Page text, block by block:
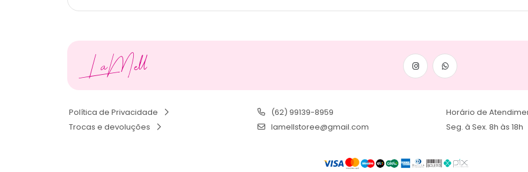
LaMell
Política de Privacidade
Trocas e devoluções
(62) 99139-8959
lamellstoree@gmail.com
Horário de
Seg. à Sex. 8h às 18h